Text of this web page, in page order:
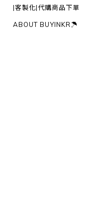
|客製化|代購商品下單
ABOUT BUYINKR☂︎